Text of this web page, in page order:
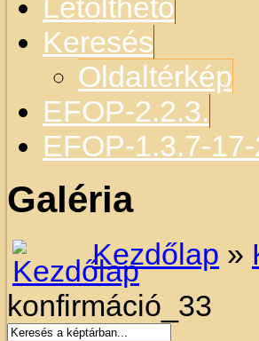
Letölthető
Keresés
Oldaltérkép
EFOP-2.2.3.
EFOP-1.3.7-
Galéria
Kezdőlap »
konfirmáció_33